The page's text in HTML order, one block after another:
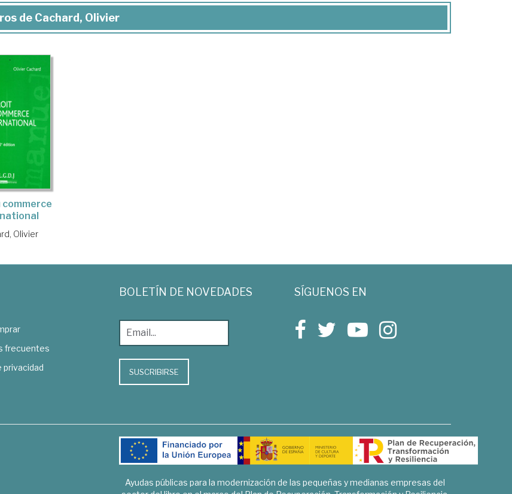
de Cachard, Olivier
commerce
Olivier
frecuentes
privacidad
BOLETÍN DE NOVEDADES
SUSCRIBIRSE
SÍGUENOS EN
Ayudas públicas para la modernización de las pequeñas y medianas empresas del